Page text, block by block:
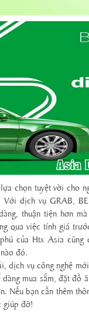
chọn tuyệt vời cho
dịch vụ GRAB,
thuận tiện hơn
qua việc tính giá
của Htx Asia
đó.
dịch vụ công nghệ
mua sắm, đặt đồ
Nếu bạn cần thêm
giúp đỡ!